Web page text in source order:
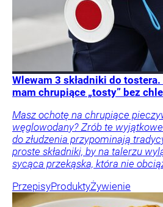
Wlewam 3 składniki do
mam chrupiące „tosty” bez
Masz ochotę na chrupiące
węglowodany? Zrób te
do złudzenia przypominają
proste składniki, by na talerzu
sycąca przekąska, która nie
PrzepisyProduktyŻywienie